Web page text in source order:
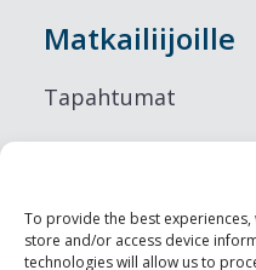
To provide the best
store and/or access device
technologies will allow us to
Matkailiijoille
Tapahtumat
Ruokailu
Nähtävyydet